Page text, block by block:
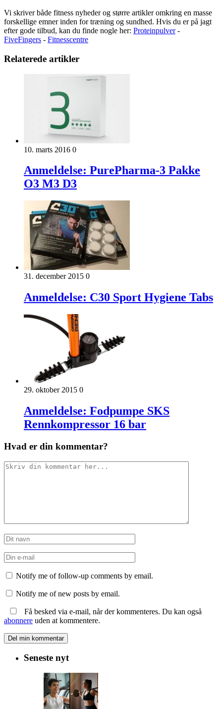
Vi skriver både fitness nyheder og større artikler omkring en masse
forskellige emner inden for træning og sundhed. Hvis du er på jagt
efter gode tilbud, kan du finde nogle her: Proteinpulver-
FiveFingers - Fitnesscentre
Relaterede artikler
10. marts 2016 0
Anmeldelse: PurePharma-3 Pakke
O3 M3 D3
31. december 2015 0
Anmeldelse: C30 Sport Hygiene Tabs
29. oktober 2015 0
Anmeldelse: Fodpumpe SKS
Rennkompressor 16 bar
Hvad er din kommentar?
Notify me of follow-up comments by email.
Notify me of new posts by email.
Få besked via e-mail, når der kommenteres. Du kan også
abonnere uden at kommentere.
Seneste nyt